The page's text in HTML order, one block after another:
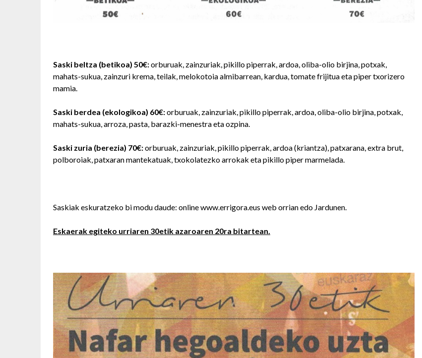
Saski beltza (betikoa) 50€:orburuak, zainzuriak, pikillo piperrak, ardoa, oliba-olio birjina, potxak,
mahats-sukua, zainzuri krema, teilak, melokotoia almibarrean, kardua, tomate frijitua eta piper txorizero
mamia.
Saski berdea (ekologikoa) 60€:orburuak, zainzuriak, pikillo piperrak, ardoa, oliba-olio birjina, potxak,
mahats-sukua, arroza, pasta, barazki-menestra eta ozpina.
Saski zuria (berezia) 70€:orburuak, zainzuriak, pikillo piperrak, ardoa (kriantza), patxarana, extra brut,
polboroiak, patxaran mantekatuak, txokolatezko arrokak eta pikillo piper marmelada.
Saskiak eskuratzeko bi modu daude: online www.errigora.eus web orrian edo Jardunen.
Eskaerak egiteko urriaren 30etik azaroaren 20ra bitartean.